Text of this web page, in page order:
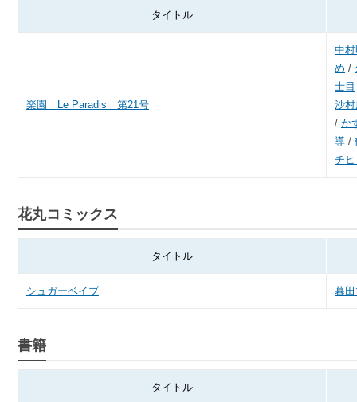
タイトル
楽園 Le Paradis 第21号
中
め /
士目
沙
/ か
導 /
チ
花丸コミックス
タイトル
シュガーベイブ 暮
書籍
タイトル